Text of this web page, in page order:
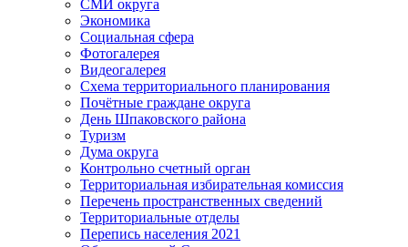
СМИ округа
Экономика
Социальная сфера
Фотогалерея
Видеогалерея
Схема территориального планирования
Почётные граждане округа
День Шпаковского района
Туризм
Дума округа
Контрольно счетный орган
Территориальная избирательная комиссия
Перечень пространственных сведений
Территориальные отделы
Перепись населения 2021